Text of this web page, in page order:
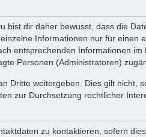
dir daher bewusst, dass die
Informationen nur für einen
entsprechenden Informationen
Personen (Administratoren)
Dritte weitergeben. Dies gilt nicht,
zur Durchsetzung rechtlicher
zu kontaktieren, sofern